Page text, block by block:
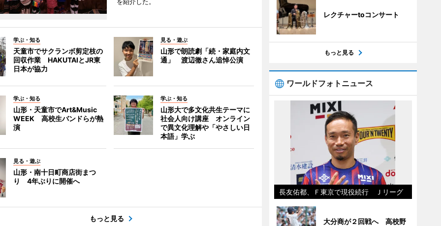
学ぶ・知る
天童市でサクランボ剪定枝の
回収作業 HAKUTAIとJR東
日本が協力
見る・遊ぶ
山形で朗読劇「続・家庭内文
通」 渡辺徹さん追悼公演
学ぶ・知る
山形・天童市でArt&Music
WEEK 高校生バンドらが熱
演
学ぶ・知る
山形大で多文化共生テーマに
社会人向け講座 オンライン
で異文化理解や「やさしい日
本語」学ぶ
見る・遊ぶ
山形・南十日町商店街まつ
り 4年ぶりに開催へ
もっと見る
レクチャーtoコンサート
もっと見る
ワールドフォトニュース
長友佑都、Ｆ東京で現役続行 Ｊリーグ
大分商が２回戦へ 高校野